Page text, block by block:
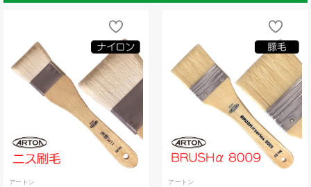
アートン アートン